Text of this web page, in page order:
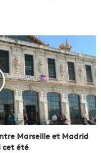
Marseille et Madrid
cet été